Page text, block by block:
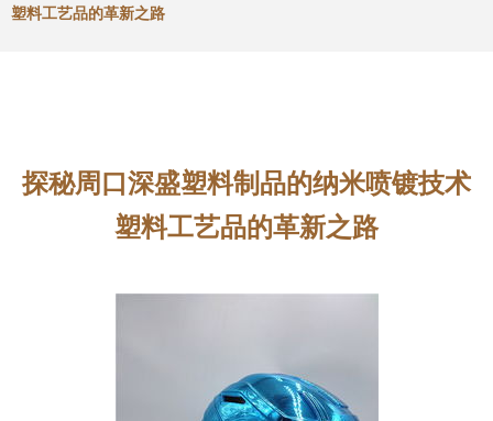
塑料工艺品的革新之路
探秘周口深盛塑料制品的纳米喷镀技术
塑料工艺品的革新之路